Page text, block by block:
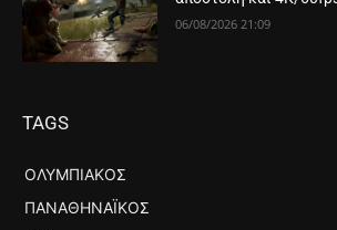
06/08/2026 21:09
TAGS
ΟΛΥΜΠΙΑΚΌΣ
ΠΑΝΑΘΗΝΑΪΚΌΣ